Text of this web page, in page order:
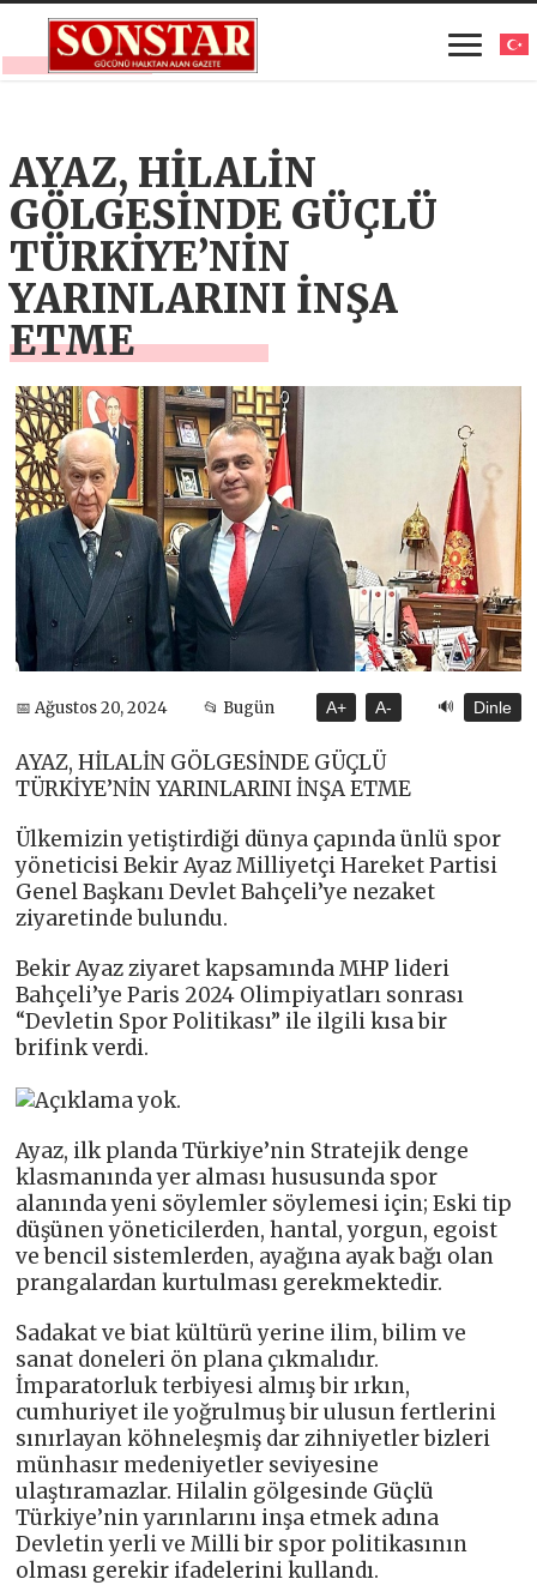
AYAZ, HİLALİN
GÖLGESİNDE GÜÇLÜ
TÜRKİYE’NİN
YARINLARINI İNŞA
ETME
📅 Ağustos 20, 2024 📂 Bugün A+ A- 🔊 Dinle
AYAZ, HİLALİN GÖLGESİNDE GÜÇLÜ
TÜRKİYE’NİN YARINLARINI İNŞA ETME
Ülkemizin yetiştirdiği dünya çapında ünlü spor
yöneticisi Bekir Ayaz Milliyetçi Hareket Partisi
Genel Başkanı Devlet Bahçeli’ye nezaket
ziyaretinde bulundu.
Bekir Ayaz ziyaret kapsamında MHP lideri
Bahçeli’ye Paris 2024 Olimpiyatları sonrası
“Devletin Spor Politikası” ile ilgili kısa bir
brifink verdi.
Ayaz, ilk planda Türkiye’nin Stratejik denge
klasmanında yer alması hususunda spor
alanında yeni söylemler söylemesi için; Eski tip
düşünen yöneticilerden, hantal, yorgun, egoist
ve bencil sistemlerden, ayağına ayak bağı olan
prangalardan kurtulması gerekmektedir.
Sadakat ve biat kültürü yerine ilim, bilim ve
sanat doneleri ön plana çıkmalıdır.
İmparatorluk terbiyesi almış bir ırkın,
cumhuriyet ile yoğrulmuş bir ulusun fertlerini
sınırlayan köhneleşmiş dar zihniyetler bizleri
münhasır medeniyetler seviyesine
ulaştıramazlar. Hilalin gölgesinde Güçlü
Türkiye’nin yarınlarını inşa etmek adına
Devletin yerli ve Milli bir spor politikasının
olması gerekir ifadelerini kullandı.